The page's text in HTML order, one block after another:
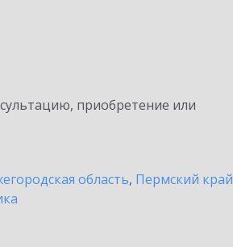
приобретение или
область, Пермский край